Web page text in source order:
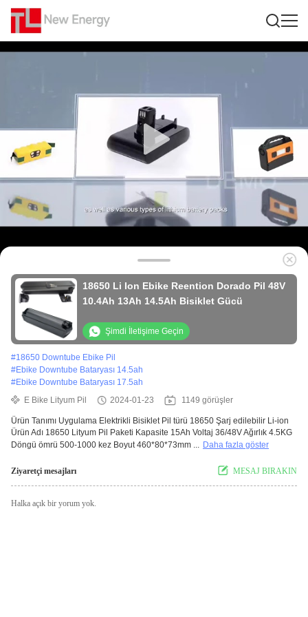
18650 Li Ion Ebike Reention Dorado Pil 48V
10.4Ah 13Ah 14.5Ah Bisiklet Gücü
Şimdi İletişime Geçin
#18650 Downtube Ebike Pil
#Ebike Downtube Bataryası 14.5ah
#Ebike Downtube Bataryası 17.5ah
E Bike Lityum Pil
2024-01-23 1149 görüşler
Ürün Tanımı Uygulama Elektrikli Bisiklet Pil türü 18650 Şarj edilebilir Li-ion
Ürün Adı 18650 Lityum Pil Paketi Kapasite 15Ah Voltaj 36/48V Ağırlık 4.5KG
Döngü ömrü 500-1000 kez Boyut 460*80*73mm ... Daha fazla göster
Ziyaretçi mesajları MESAJ BIRAKIN
Halka açık bir yorum yok.